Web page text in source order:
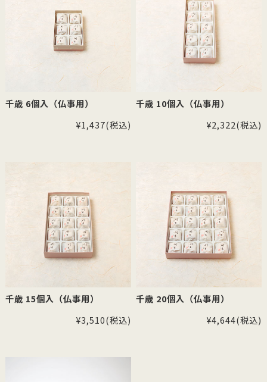
千歳 6個入（仏事用）
¥1,437(税込)
千歳 10個入（仏事用）
¥2,322(税込)
千歳 15個入（仏事用）
¥3,510(税込)
千歳 20個入（仏事用）
¥4,644(税込)